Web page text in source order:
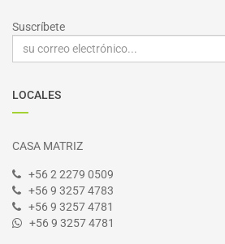
Suscríbete
LOCALES
CASA MATRIZ
+56 2 2279 0509
+56 9 3257 4783
+56 9 3257 4781
+56 9 3257 4781